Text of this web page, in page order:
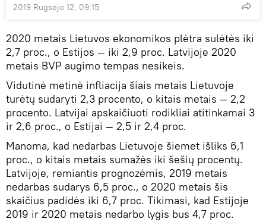
2019 Rugsėjo 12, 09:15
2020 metais Lietuvos ekonomikos plėtra sulėtės iki
2,7 proc., o Estijos — iki 2,9 proc. Latvijoje 2020
metais BVP augimo tempas nesikeis.
Vidutinė metinė infliacija šiais metais Lietuvoje
turėtų sudaryti 2,3 procento, o kitais metais — 2,2
procento. Latvijai apskaičiuoti rodikliai atitinkamai 3
ir 2,6 proc., o Estijai — 2,5 ir 2,4 proc.
Manoma, kad nedarbas Lietuvoje šiemet išliks 6,1
proc., o kitais metais sumažės iki šešių procentų.
Latvijoje, remiantis prognozėmis, 2019 metais
nedarbas sudarys 6,5 proc., o 2020 metais šis
skaičius padidės iki 6,7 proc. Tikimasi, kad Estijoje
2019 ir 2020 metais nedarbo lygis bus 4,7 proc.